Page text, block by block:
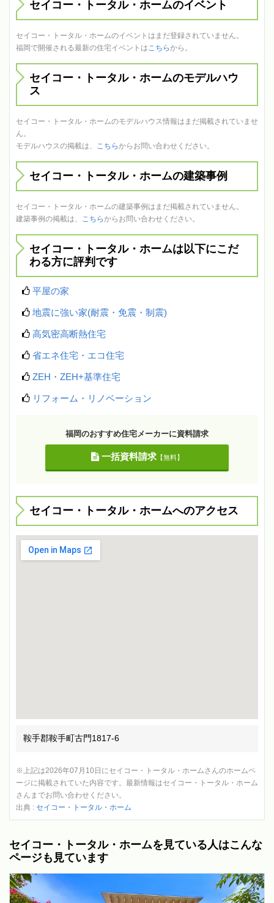
セイコー・トータル・ホームのイベント
セイコー・トータル・ホームのイベントはまだ登録されていません。
福岡で開催される最新の住宅イベントは こちらから。
セイコー・トータル・ホームのモデルハウ
ス
セイコー・トータル・ホームのモデルハウス情報はまだ掲載されていませ
ん。
モデルハウスの掲載は、
こちらからお問い合わせください。
セイコー・トータル・ホームの建築事例
セイコー・トータル・ホームの建築事例はまだ掲載されていません。
建築事例の掲載は、
こちらからお問い合わせください。
セイコー・トータル・ホームは以下にこだ
わる方に評判です
平屋の家
地震に強い家(耐震・免震・制震)
高気密高断熱住宅
省エネ住宅・エコ住宅
ZEH・ZEH+基準住宅
リフォーム・リノベーション
福岡のおすすめ住宅メーカーに資料請求
一括資料請求【無料】
セイコー・トータル・ホームへのアクセス
鞍手郡鞍手町古門1817-6
※上記は2026年07月10日にセイコー・トータル・ホームさんのホームペ
ージに掲載されていた内容です。最新情報はセイコー・トータル・ホーム
さんまでお問い合わせください。
出典 : セイコー・トータル・ホーム
セイコー・トータル・ホームを見ている人はこんな
ページも見ています